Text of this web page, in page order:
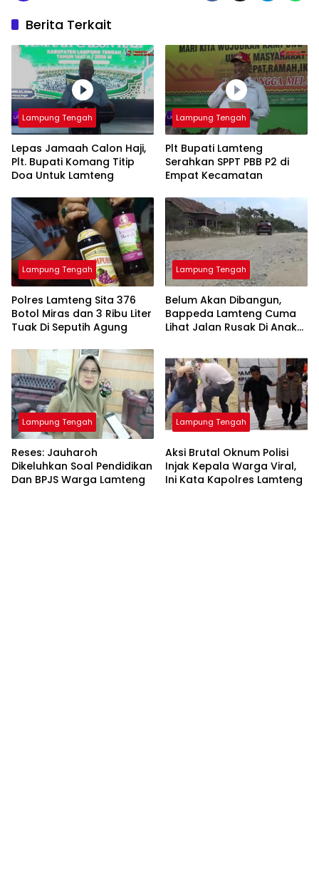
Berita Terkait
Lampung Tengah
Lepas Jamaah Calon Haji,
Plt. Bupati Komang Titip
Doa Untuk Lamteng
Lampung Tengah
Plt Bupati Lamteng
Serahkan SPPT PBB P2 di
Empat Kecamatan
Lampung Tengah
Polres Lamteng Sita 376
Botol Miras dan 3 Ribu Liter
Tuak Di Seputih Agung
Lampung Tengah
Belum Akan Dibangun,
Bappeda Lamteng Cuma
Lihat Jalan Rusak Di Anak
Lampung Tengah
Reses: Jauharoh
Dikeluhkan Soal Pendidikan
Dan BPJS Warga Lamteng
Lampung Tengah
Aksi Brutal Oknum Polisi
Injak Kepala Warga Viral,
Ini Kata Kapolres Lamteng